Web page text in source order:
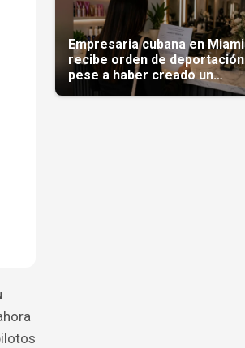
Empresaria cubana en Miami
recibe orden de deportación
pese a haber creado un